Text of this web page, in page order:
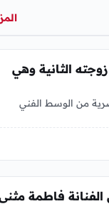
الثانية وهي
من الوسط الفني
فاطمة